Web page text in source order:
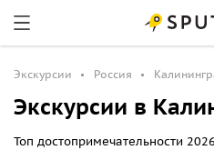
Экскурсии Россия
Экскурсии в
Топ достопримечательности